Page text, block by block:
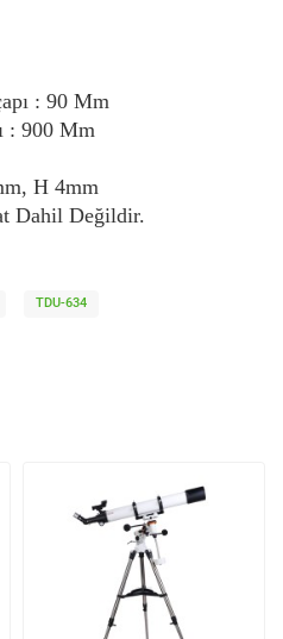
: 90 Mm
: 900 Mm
H 4mm
Dahil Değildir.
TDU-634